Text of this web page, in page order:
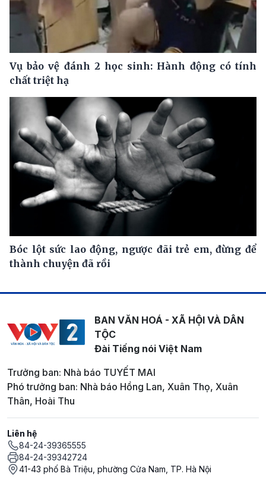
Vụ bảo vệ đánh 2 học sinh: Hành động có tính
chất triệt hạ
Bóc lột sức lao động, ngược đãi trẻ em, đừng để
thành chuyện đã rồi
BAN VĂN HOÁ - XÃ HỘI VÀ DÂN
TỘC
Đài Tiếng nói Việt Nam
Trưởng ban: Nhà báo TUYẾT MAI
Phó trưởng ban: Nhà báo Hồng Lan, Xuân Thọ, Xuân
Thân, Hoài Thu
Liên hệ
84-24-39365555
84-24-39342724
41-43 phố Bà Triệu, phường Cửa Nam, TP. Hà Nội